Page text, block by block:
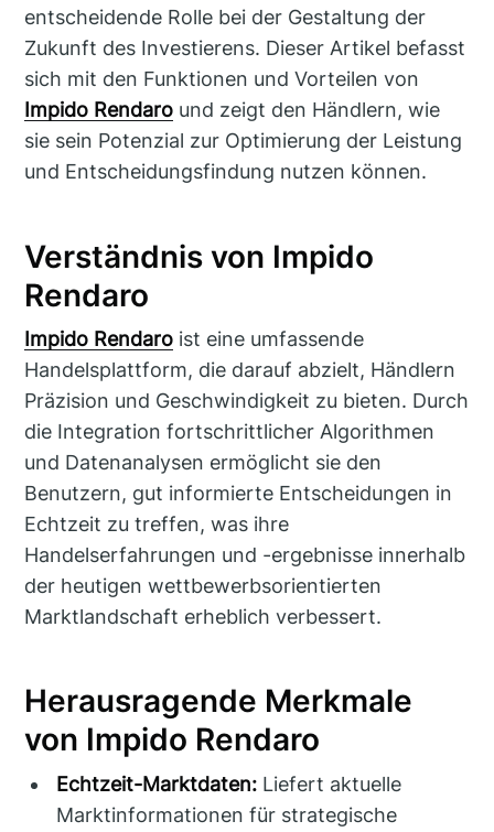
entscheidende Rolle bei der Gestaltung der
Zukunft des Investierens. Dieser Artikel befasst
sich mit den Funktionen und Vorteilen von
Impido Rendaro und zeigt den Händlern, wie
sie sein Potenzial zur Optimierung der Leistung
und Entscheidungsfindung nutzen können.
Verständnis von Impido
Rendaro
Impido Rendaro ist eine umfassende
Handelsplattform, die darauf abzielt, Händlern
Präzision und Geschwindigkeit zu bieten. Durch
die Integration fortschrittlicher Algorithmen
und Datenanalysen ermöglicht sie den
Benutzern, gut informierte Entscheidungen in
Echtzeit zu treffen, was ihre
Handelserfahrungen und -ergebnisse innerhalb
der heutigen wettbewerbsorientierten
Marktlandschaft erheblich verbessert.
Herausragende Merkmale
von Impido Rendaro
Echtzeit-Marktdaten: Liefert aktuelle
Marktinformationen für strategische